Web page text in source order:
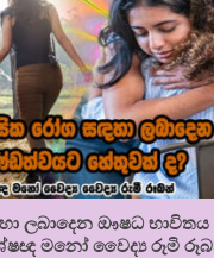
ලබාදෙන ඖෂධ
මනෝ වෛද්‍ය රූමි